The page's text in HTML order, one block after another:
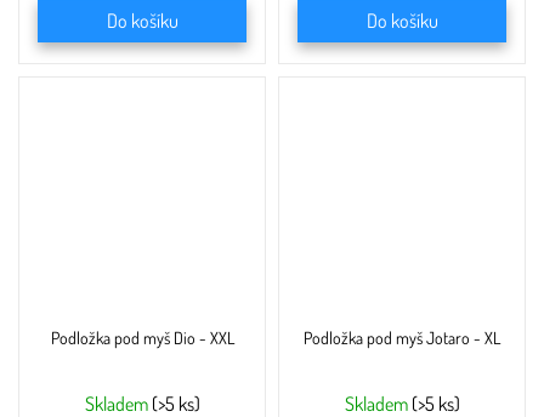
Do košíku Do košíku
Podložka pod myš Dio - XXL
Skladem (>5 ks)
Podložka pod myš Jotaro - XL
Skladem (>5 ks)